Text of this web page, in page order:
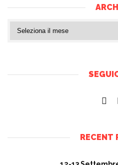
RECENT